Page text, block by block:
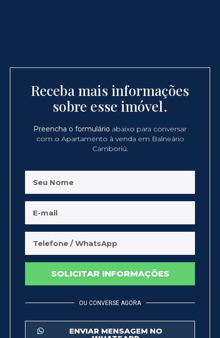
Receba mais informações
sobre esse imóvel.
Preencha o formulário abaixo para conversar
com o Apartamento à venda em Balneário
Camboriú.
SOLICITAR INFORMAÇÕES
OU CONVERSE AGORA
ENVIAR MENSAGEM NO